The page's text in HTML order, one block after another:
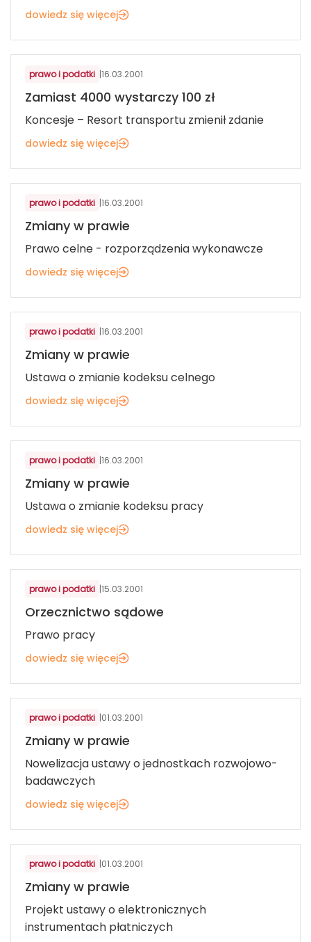
dowiedz się więcej
prawo i podatki |16.03.2001
Zamiast 4000 wystarczy 100 zł
Koncesje – Resort transportu zmienił zdanie
dowiedz się więcej
prawo i podatki |16.03.2001
Zmiany w prawie
Prawo celne - rozporządzenia wykonawcze
dowiedz się więcej
prawo i podatki |16.03.2001
Zmiany w prawie
Ustawa o zmianie kodeksu celnego
dowiedz się więcej
prawo i podatki |16.03.2001
Zmiany w prawie
Ustawa o zmianie kodeksu pracy
dowiedz się więcej
prawo i podatki |15.03.2001
Orzecznictwo sądowe
Prawo pracy
dowiedz się więcej
prawo i podatki |01.03.2001
Zmiany w prawie
Nowelizacja ustawy o jednostkach rozwojowo-
badawczych
dowiedz się więcej
prawo i podatki |01.03.2001
Zmiany w prawie
Projekt ustawy o elektronicznych
instrumentach płatniczych